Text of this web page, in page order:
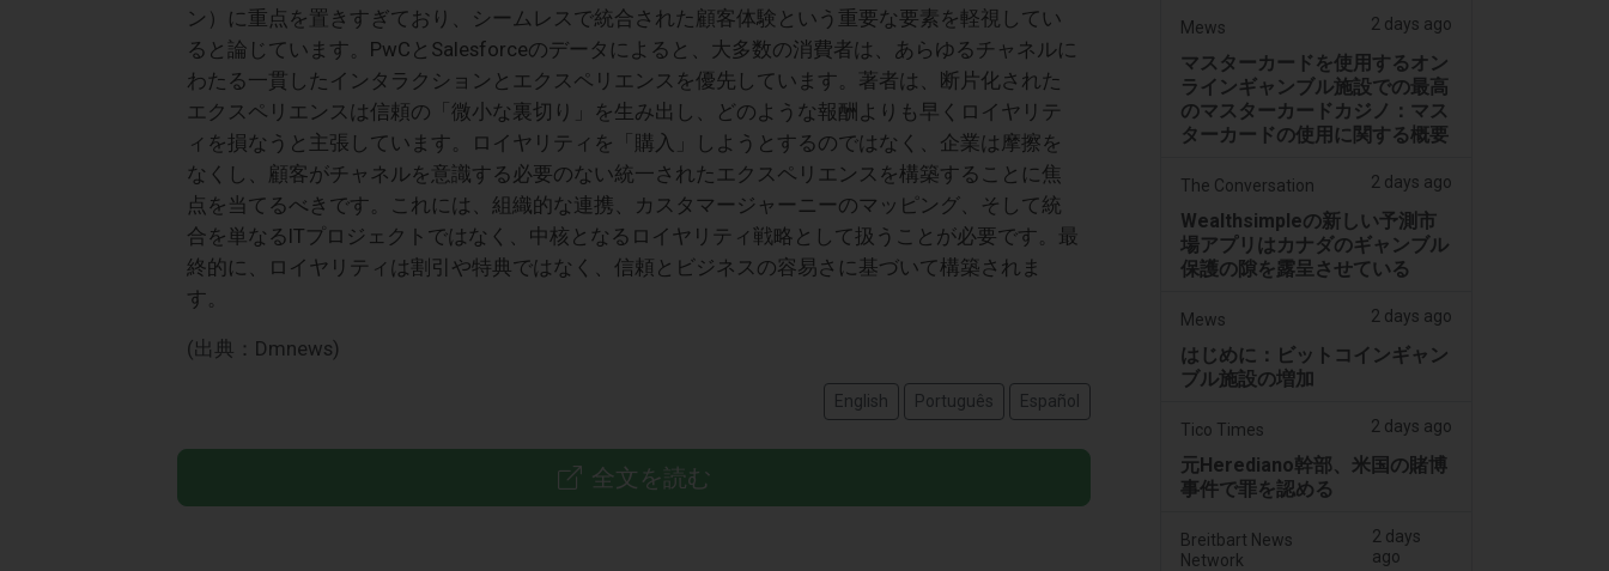
ン）に重点を置きすぎており、シームレスで統合された顧客体験という重要な要素を軽視してい
ると論じています。PwCとSalesforceのデータによると、大多数の消費者は、あらゆるチャネルに
わたる一貫したインタラクションとエクスペリエンスを優先しています。著者は、断片化された
エクスペリエンスは信頼の「微小な裏切り」を生み出し、どのような報酬よりも早くロイヤリテ
ィを損なうと主張しています。ロイヤリティを「購入」しようとするのではなく、企業は摩擦を
なくし、顧客がチャネルを意識する必要のない統一されたエクスペリエンスを構築することに焦
点を当てるべきです。これには、組織的な連携、カスタマージャーニーのマッピング、そして統
合を単なるITプロジェクトではなく、中核となるロイヤリティ戦略として扱うことが必要です。最
終的に、ロイヤリティは割引や特典ではなく、信頼とビジネスの容易さに基づいて構築されま
す。
(出典：Dmnews)
English Português Español
全文を読む
Mews 2 days ago
マスターカードを使用するオン
ラインギャンブル施設での最高
のマスターカードカジノ：マス
ターカードの使用に関する概要
The Conversation 2 days ago
Wealthsimpleの新しい予測市
場アプリはカナダのギャンブル
保護の隙を露呈させている
Mews 2 days ago
はじめに：ビットコインギャン
ブル施設の増加
Tico Times 2 days ago
元Herediano幹部、米国の賭博
事件で罪を認める
Breitbart News
Network
2 days
ago